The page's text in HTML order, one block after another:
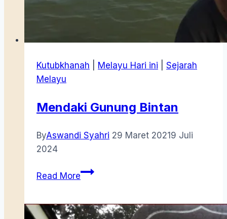
Kutubkhanah Melayu Hari ini
Sejarah
Melayu
Mendaki Gunung Bintan
ByAswandi Syahri 29 Maret 20219 Juli
2024
Read MoreMendaki